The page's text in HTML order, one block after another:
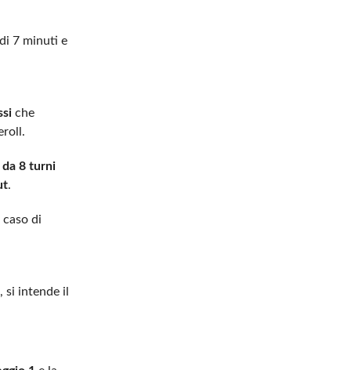
7 minuti e
che
8 turni
.
di
, si intende il